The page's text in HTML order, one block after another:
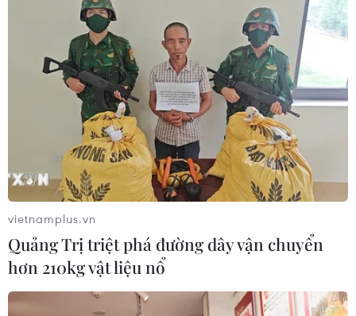
vietnamplus.vn
Quảng Trị triệt phá đường dây vận chuyển
hơn 210kg vật liệu nổ